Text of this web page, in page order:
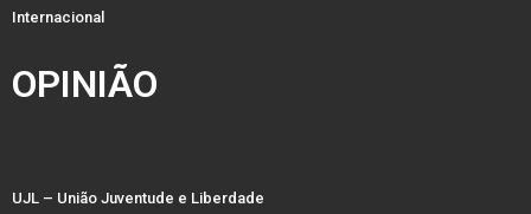
Internacional
OPINIÃO
UJL – União Juventude e Liberdade